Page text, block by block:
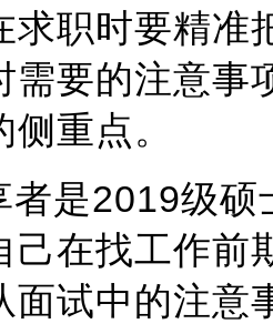
求职时要精准
需要的注意事
重点。
者是2019级硕
己在找工作前
面试中的注意